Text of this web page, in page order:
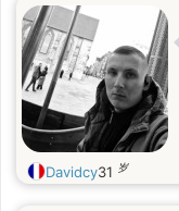
Davidcy31 岁